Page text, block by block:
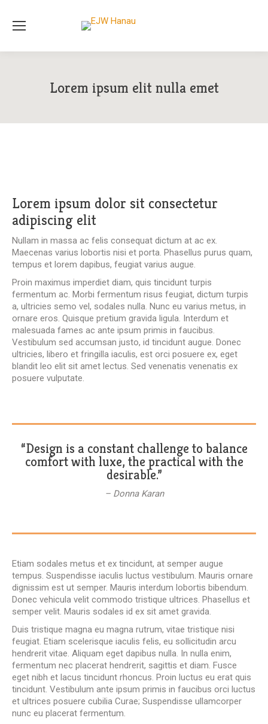
Lorem ipsum elit nulla emet
Lorem ipsum dolor sit consectetur
adipiscing elit
Nullam in massa ac felis consequat dictum at ac ex.
Maecenas varius lobortis nisi et porta. Phasellus purus quam,
tempus et lorem dapibus, feugiat varius augue.
Proin maximus imperdiet diam, quis tincidunt turpis
fermentum ac. Morbi fermentum risus feugiat, dictum turpis
a, ultricies semo vel, sodales nulla. Nunc eu varius metus, in
ornare eros. Quisque pretium gravida ligula. Interdum et
malesuada fames ac ante ipsum primis in faucibus.
Vestibulum sed accumsan justo, id tincidunt augue. Donec
ultricies, libero et fringilla iaculis, est orci posuere ex, eget
blandit leo elit sit amet lectus. Sed venenatis venenatis ex
posuere vulputate.
“Design is a constant challenge to balance
comfort with luxe, the practical with the
desirable.”
– Donna Karan
Etiam sodales metus et ex tincidunt, at semper augue
tempus. Suspendisse iaculis luctus vestibulum. Mauris ornare
dignissim est ut semper. Mauris interdum lobortis bibendum.
Donec vehicula velit commodo tristique ultrices. Phasellus et
semper velit. Mauris sodales id ex sit amet gravida.
Duis tristique magna eu magna rutrum, vitae tristique nisi
feugiat. Etiam scelerisque iaculis felis, eu sollicitudin arcu
hendrerit vitae. Aliquam eget dapibus nulla. In nulla enim,
fermentum nec placerat hendrerit, sagittis et diam. Fusce
eget nibh et lacus tincidunt rhoncus. Proin luctus eu erat quis
tincidunt. Vestibulum ante ipsum primis in faucibus orci luctus
et ultrices posuere cubilia Curae; Suspendisse ullamcorper
nunc eu placerat fermentum.